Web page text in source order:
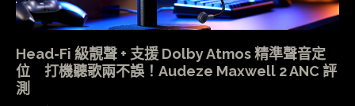
Head-Fi 級靚聲 + 支援 Dolby Atmos 精準聲音定
位 打機聽歌兩不誤！Audeze Maxwell 2 ANC 評
測